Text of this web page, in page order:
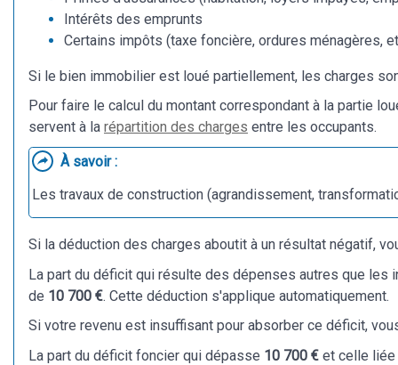
Intérêts des emprunts
Certains impôts (taxe foncière, ordures ménagères,
Si le bien immobilier est loué partiellement, les charges
Pour faire le calcul du montant correspondant à la partie
servent à la répartition des charges entre les occupants.
À savoir :
Les travaux de construction (agrandissement,
Si la déduction des charges aboutit à un résultat négatif,
La part du déficit qui résulte des dépenses autres que les
de 10 700 €. Cette déduction s'applique automatiquement.
Si votre revenu est insuffisant pour absorber ce déficit,
La part du déficit foncier qui dépasse 10 700 € et celle